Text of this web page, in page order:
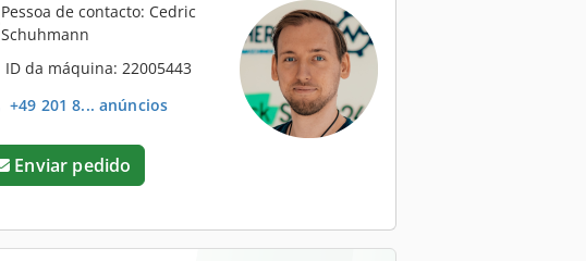
Pessoa de contacto: Cedric
Schuhmann
ID da máquina: 22005443
+49 201 8... anúncios
Enviar pedido